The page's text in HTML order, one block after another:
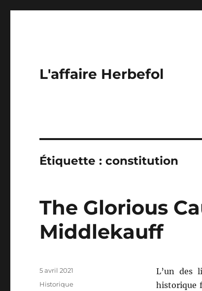
L'affaire Herbefol
Étiquette :constitution
The Glorious
Middlekauff
L’un des
historique
Publié
5 avril 2021
Catégories
Historique